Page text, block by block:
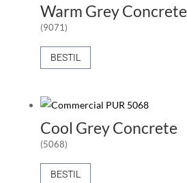
Warm Grey Concrete
(9071)
BESTIL
Cool Grey Concrete
(5068)
BESTIL